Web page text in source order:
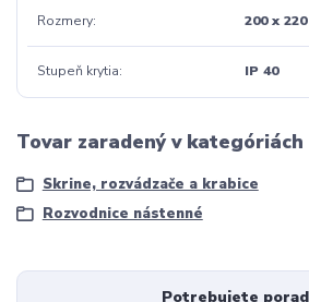
Rozmery 200 x
Stupeň krytia IP 40
Tovar zaradený v kategóriách
Skrine, rozvádzače a krabice
Rozvodnice nástenné
Potrebujete